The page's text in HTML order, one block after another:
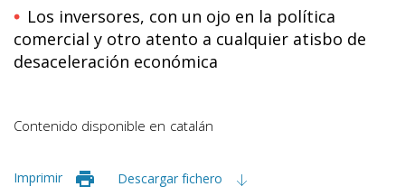
Los inversores, con un ojo en la política
comercial y otro atento a cualquier atisbo de
desaceleración económica
Contenido disponible en catalán
Imprimir Descargar fichero